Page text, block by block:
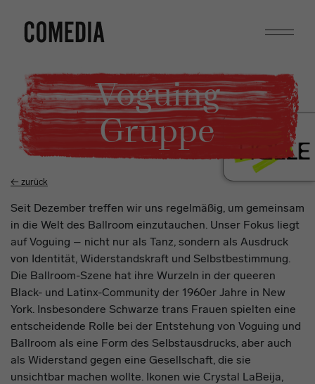
Programm
Unsere Stücke
Festivals
Unsere Gäste
Über uns
Comedia in der Südstadt
510 Comedia in Köln
Mülheim
Magazin
Mitmachen
Mitreden
Mitspielen
Mitsingen
Praktika
Express Yourself Voguing-
Workshop
Schulen
Für Klassen & Gruppen
Für Multiplikator*innen
Kooperationen & Projekte
Tickets Termine Kontakt Presse Newsletter
Suchen
Voguing
Gruppe
← zurück
Seit Dezember treffen wir uns regelmäßig, um gemeinsam
in die Welt des Ballroom einzutauchen. Unser Fokus liegt
auf Voguing – nicht nur als Tanz, sondern als Ausdruck
von Identität, Widerstandskraft und Selbstbestimmung.
Die Ballroom-Szene hat ihre Wurzeln in der queeren
Black- und Latinx-Community der 1960er Jahre in New
York. Insbesondere Schwarze trans Frauen spielten eine
entscheidende Rolle bei der Entstehung von Voguing und
Ballroom als eine Form des Selbstausdrucks, aber auch
als Widerstand gegen eine Gesellschaft, die sie
unsichtbar machen wollte. Ikonen wie Crystal LaBeija,